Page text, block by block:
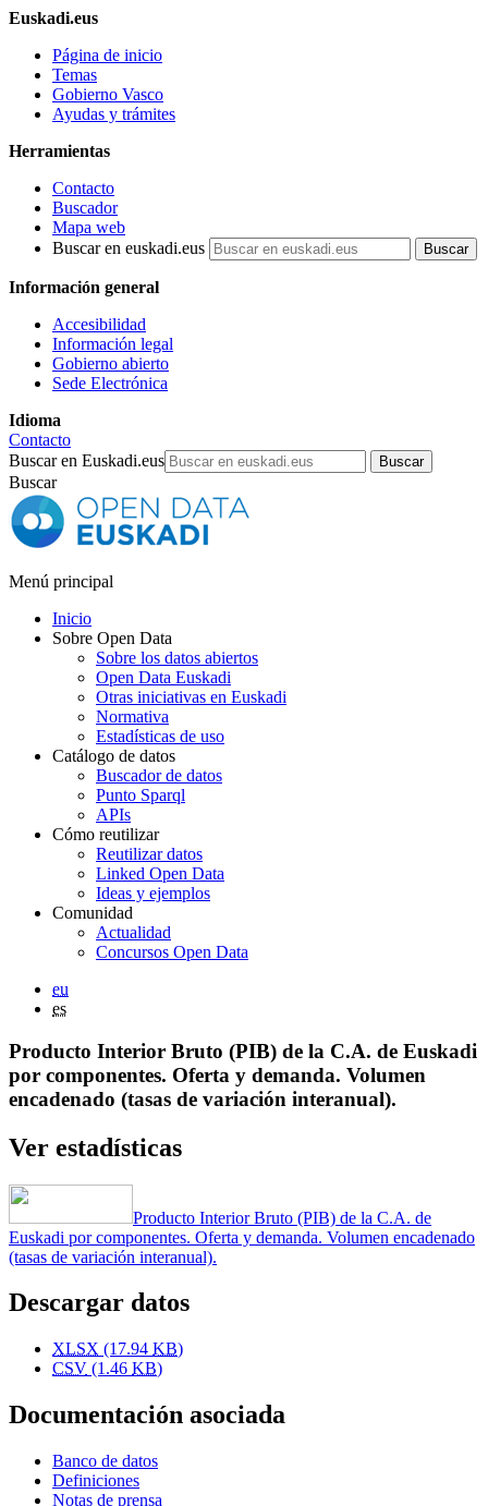
Euskadi.eus
Página de inicio
Temas
Gobierno Vasco
Ayudas y trámites
Herramientas
Contacto
Buscador
Mapa web
Buscar en euskadi.eus
Información general
Accesibilidad
Información legal
Gobierno abierto
Sede Electrónica
Idioma
Contacto
Buscar en Euskadi.eus
Buscar
Menú principal
Inicio
Sobre Open Data
Sobre los datos abiertos
Open Data Euskadi
Otras iniciativas en Euskadi
Normativa
Estadísticas de uso
Catálogo de datos
Buscador de datos
Punto Sparql
APIs
Cómo reutilizar
Reutilizar datos
Linked Open Data
Ideas y ejemplos
Comunidad
Actualidad
Concursos Open Data
eu
es
Producto Interior Bruto (PIB) de la C.A. de Euskadi
por componentes. Oferta y demanda. Volumen
encadenado (tasas de variación interanual).
Ver estadísticas
Producto Interior Bruto (PIB) de la C.A. de
Euskadi por componentes. Oferta y demanda. Volumen encadenado
(tasas de variación interanual).
Descargar datos
XLSX (17.94 KB)
CSV (1.46 KB)
Documentación asociada
Banco de datos
Definiciones
Notas de prensa